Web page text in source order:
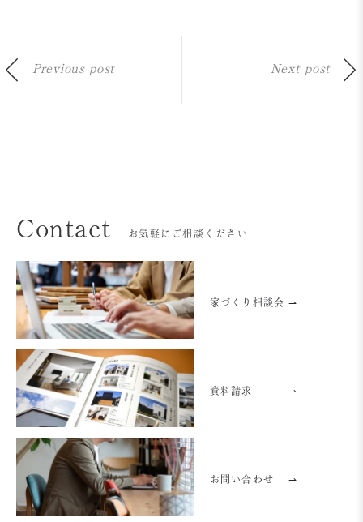
Previous post Next post
Contact お気軽にご相談ください
家づくり相談会 ⇀
資料請求 ⇀
お問い合わせ ⇀